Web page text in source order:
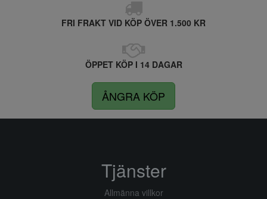
FRI FRAKT VID KÖP ÖVER 1.500 KR
ÖPPET KÖP I 14 DAGAR
ÅNGRA KÖP
Tjänster
Allmänna villkor